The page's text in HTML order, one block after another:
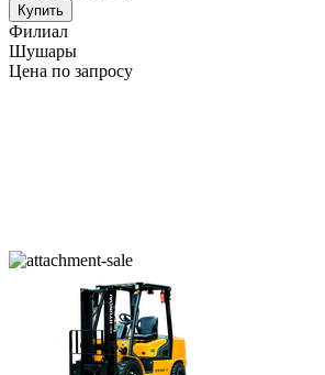
Купить
Филиал
Шушары
Цена по запросу